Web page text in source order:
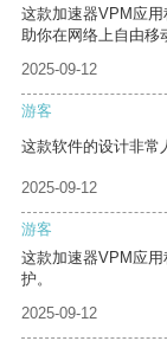
这款加速器VPM应
助你在网络上自由移
2025-09-12
游客
这款软件的设计非常
2025-09-12
游客
这款加速器VPM应
护。
2025-09-12